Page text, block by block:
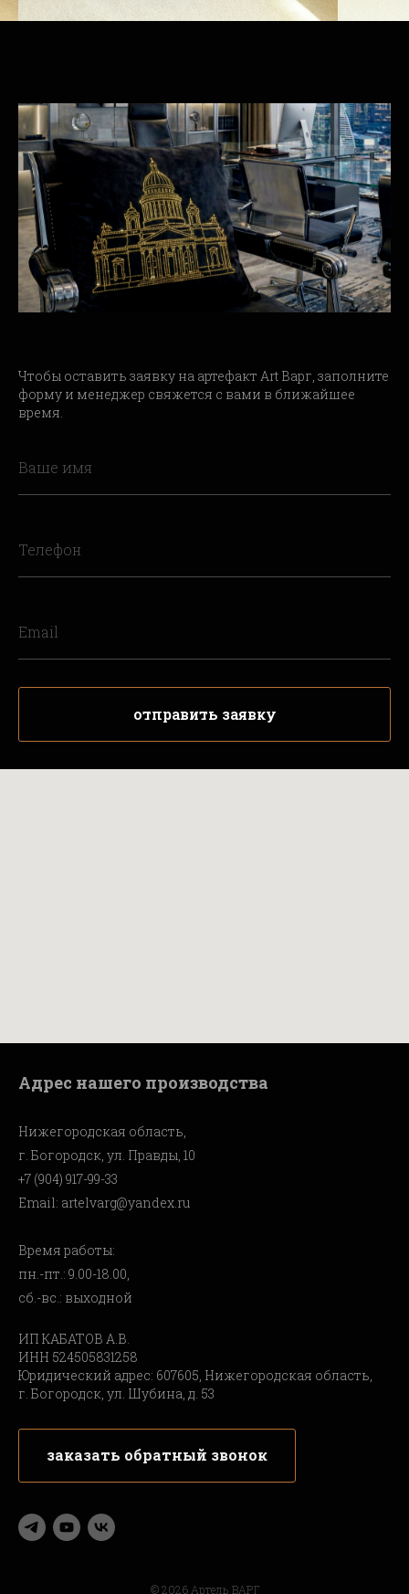
Чтобы оставить заявку на артефакт Art Варг, заполните
форму и менеджер свяжется с вами в ближайшее
время.
отправить заявку
Адрес нашего производства
Нижегородская область,
г. Богородск, ул. Правды, 10
+7 (904) 917-99-33
Email: artelvarg@yandex.ru
Время работы:
пн.-пт.: 9.00-18.00,
сб.-вс.: выходной
ИП КАБАТОВ А.В.
ИНН 524505831258
Юридический адрес: 607605, Нижегородская область,
г. Богородск, ул. Шубина, д. 53
заказать обратный звонок
© 2026 Артель ВАРГ